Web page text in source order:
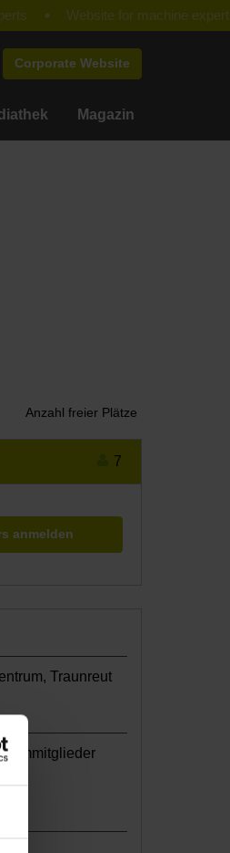
Corporate Website
Magazin
Anzahl freier Plätze
7
anmelden
Traunreut